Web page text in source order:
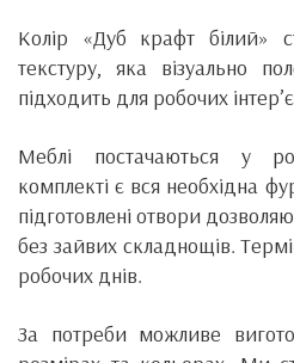
Колір «Дуб крафт білий»
текстуру, яка візуально
підходить для робочих
Меблі постачаються у
комплекті є вся необхідна
підготовлені отвори
без зайвих складнощів.
робочих днів.
За потреби можливе